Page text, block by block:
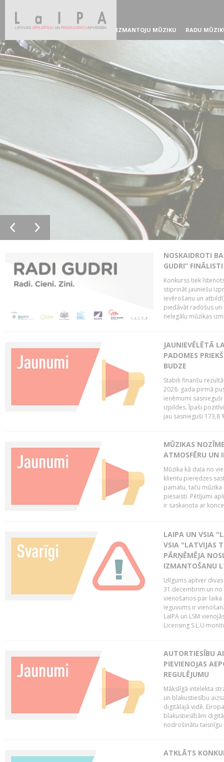
IZMANTOJU MŪZIKU RADU
NOSKAIDROTI
GUDRI” FINĀLISTI
Konkurss tiek
stiprināt jauniešu
ievērošanu un
piedāvāt radošus
nelegālu mūzikas
JAUNIEVĒLĒTĀ
PADOMES
BUDZE
Stabili finanšu
2026. gada pirmā
ieņēmumi
izpildes. Īpaši
jau sasnieguši 173,8
MŪZIKAS
ATMOSFĒRU UN
Mūzika kā daļa no
klientu pieredzes
pamatu, taču
piesaisti. Pētījumi
ir saskaņota ar
LAIPA UN VSIA
VSIA "LATVIJAS
PĀRŅĒMĒJA
IZMANTOŠANU
Izlīgums aptver
31.decembrim un no
vienošanos par
ieguvums ir
LaIPA un LSM
Licensing S.L.U
AUTORTIESĪBU
PIEVIENOJAS
REGULĒJUMU
Mākslīgā intelekta
un blakustiesību
digitālajā vidē.
blakustiesībām
nodrošinātu taisnīgu
ATKLĀTS